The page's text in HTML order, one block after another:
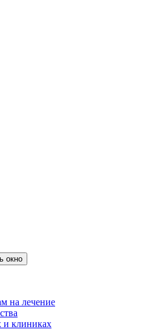
окно
на лечение
и клиниках